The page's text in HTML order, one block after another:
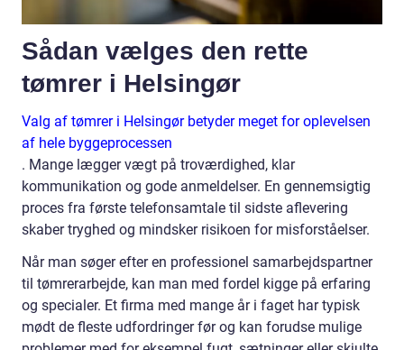
Sådan vælges den rette
tømrer i Helsingør
Valg af tømrer i Helsingør betyder meget for oplevelsen
af hele byggeprocessen
. Mange lægger vægt på troværdighed, klar
kommunikation og gode anmeldelser. En gennemsigtig
proces fra første telefonsamtale til sidste aflevering
skaber tryghed og mindsker risikoen for misforståelser.
Når man søger efter en professionel samarbejdspartner
til tømrerarbejde, kan man med fordel kigge på erfaring
og specialer. Et firma med mange år i faget har typisk
mødt de fleste udfordringer før og kan forudse mulige